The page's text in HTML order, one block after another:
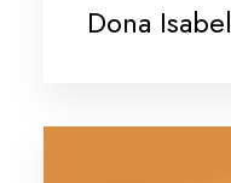
Dona Isabel